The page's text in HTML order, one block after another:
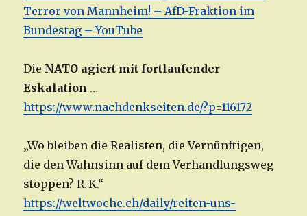
Terror von Mannheim! – AfD-Fraktion im
Bundestag – YouTube
Die NATO agiert mit fortlaufender
Eskalation …
https://www.nachdenkseiten.de/?p=116172
„Wo bleiben die Realisten, die Vernünftigen,
die den Wahnsinn auf dem Verhandlungsweg
stoppen? R. K.“
https://weltwoche.ch/daily/reiten-uns-